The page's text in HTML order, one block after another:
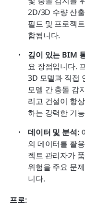
2D/3D 수량 산
필드 및 프로젝
함됩니다.
깊이 있는 BIM
요 장점입니다.
3D 모델과 직접
모델 간 충돌 감
리고 건설이 항
하는 강력한 기
데이터 및 분석:
의 데이터를 활
젝트 관리자가
위험을 주요 문
니다.
프로: